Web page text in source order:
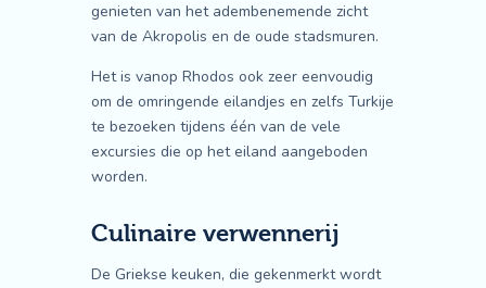
genieten van het adembenemende zicht
van de Akropolis en de oude stadsmuren.
Het is vanop Rhodos ook zeer eenvoudig
om de omringende eilandjes en zelfs Turkije
te bezoeken tijdens één van de vele
excursies die op het eiland aangeboden
worden.
Culinaire verwennerij
De Griekse keuken, die gekenmerkt wordt